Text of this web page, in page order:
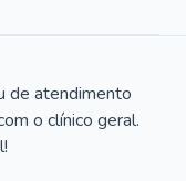
de atendimento
o clínico geral.